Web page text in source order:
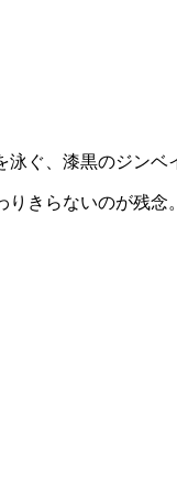
ぐ、漆黒のジンベ
きらないのが残念。